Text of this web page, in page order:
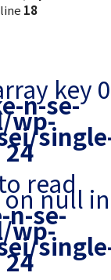
18
key 0
n-se-
wp-
24
read
null in
se-
wp-
24